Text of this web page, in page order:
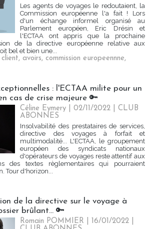
Les agents de voyages le redoutaient, la
Commission européenne l'a fait ! Lors
d'un échange informel organisé au
Parlement européen, Eric Drésin et
l'ECTAA ont appris que la prochaine
de la directive européenne relative aux
bel et bien une...
, avoirs, commission europeennne,
: l'ECTAA milite pour un
cas de crise majeure 🔑
Céline Eymery | 02/11/2022 |CLUB
ABONNES
Insolvabilité des prestataires de services,
directive des voyages à forfait et
multimodalité... L'ECTAA, le groupement
européen des syndicats nationaux
d'opérateurs de voyages reste attentif aux
des textes règlementaires qui pourraient
Tour d'horizon...
de la directive sur le voyage à
brûlant... 🔑
Romain POMMIER | 16/01/2022